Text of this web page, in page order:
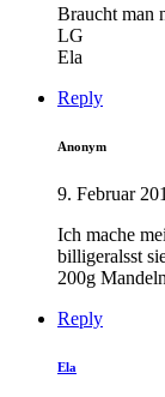
Braucht man
LG
Ela
Reply
Anonym
9. Februar
Ich mache
billigeralsst
200g
Reply
Ela